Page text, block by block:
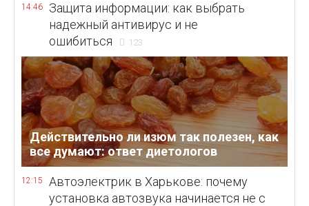
14:46
Защита информации: как выбрать
надежный антивирус и не
ошибиться
123
Действительно ли изюм так полезен, как
все думают: ответ диетологов
12:15
Автоэлектрик в Харькове: почему
установка автозвука начинается не с